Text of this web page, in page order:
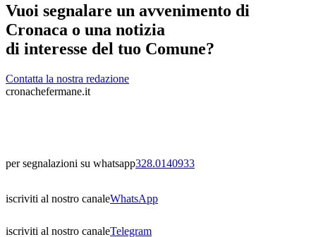
Vuoi segnalare un avvenimento di
Cronaca o una notizia
di interesse del tuo Comune?
Contatta la nostra redazione
cronachefermane.it
per segnalazioni su whatsapp328.0140933
iscriviti al nostro canaleWhatsApp
iscriviti al nostro canaleTelegram